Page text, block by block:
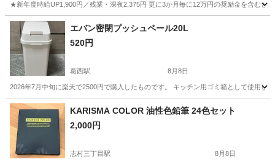
★新年度時給UP1,900円／残業・深夜2,375円 更に3か月毎に12万円の奨励金を含む
神奈川 藤沢市 その他
エバン密閉プッシュペール20L
520円
葛西駅 8月8日
2026年7月中旬に楽天で2500円で購入したものです。 キッチン用ゴミ箱として使用し
東京 江戸川区 KARISMA COLOR 油性色鉛筆 24色セット
2,000円
志村三丁目駅 8月8日